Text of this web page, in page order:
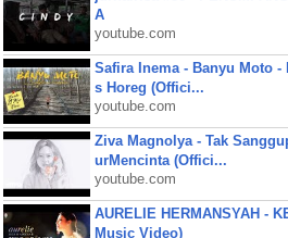
A
youtube.com
Safira Inema - Banyu Moto -
s Horeg (Offici...
youtube.com
Ziva Magnolya - Tak
urMencinta (Offici...
youtube.com
AURELIE HERMANSYAH -
Music Video)